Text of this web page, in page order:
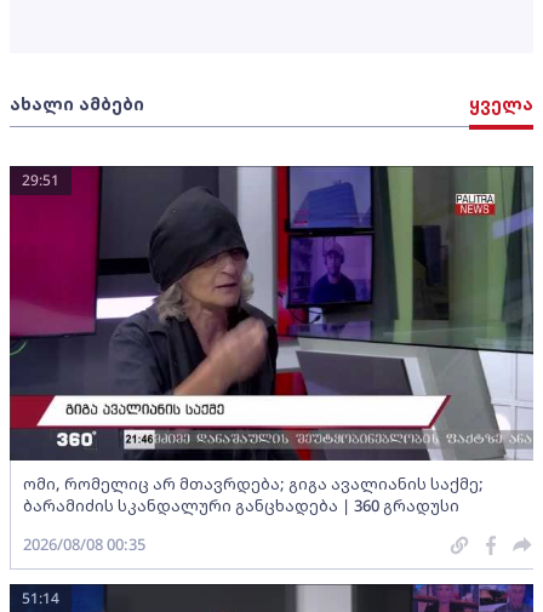
ახალი ამბები ყველა
ომი, რომელიც არ მთავრდება; გიგა ავალიანის საქმე;
ბარამიძის სკანდალური განცხადება | 360 გრადუსი
29:51
2026/08/08 00:35
51:14